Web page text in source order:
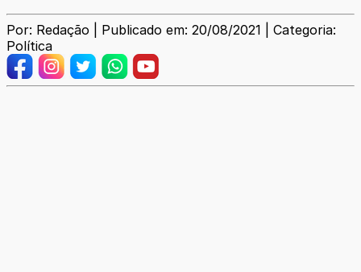
Por: Redação | Publicado em: 20/08/2021 | Categoria:
Política